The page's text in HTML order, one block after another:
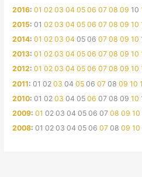
2016:01 02 03 04 05 06 07 08 09 10
2015:01 02 03 04 05 06 07 08 09 10
2014:01 02 03 04 05 06 07 08 09 10
2013:01 02 03 04 05 06 07 08 09 10
2012:01 02 03 04 05 06 07 08 09 10
2011:01 02 03 04 05 06 07 08 09 10
2010:01 02 03 04 05 06 07 08 09 10
2009:01 02 03 04 05 06 07 08 09 10
2008:01 02 03 04 05 06 07 08 09 10